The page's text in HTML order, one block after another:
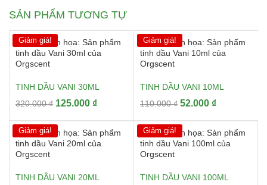
SẢN PHẨM TƯƠNG TỰ
Giảm giá!
TINH DẦU VANI 30ML
320.000₫ Giá
là:
320.000 ₫.
125.000 ₫Giá
tại
là:
125.000 ₫.
Giảm giá!
TINH DẦU VANI 10ML
110.000₫ Giá
là:
110.000 ₫.
52.000 ₫Giá
là:
Giảm giá!
TINH DẦU VANI 20ML
Giảm giá!
TINH DẦU VANI 100ML